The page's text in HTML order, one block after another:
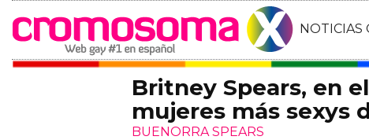
NOTICIAS
Britney Spears, en
mujeres más sexys
BUENORRA SPEARS